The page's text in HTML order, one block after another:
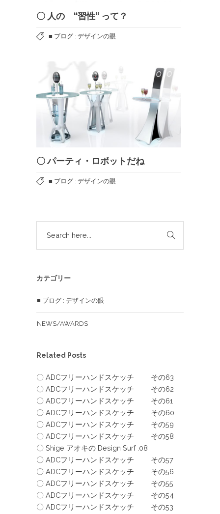
〇 人の ‘‘習性‘‘ って？
■ ブログ : デザインの眼
〇 パーティ・ロボットだね
■ ブログ : デザインの眼
カテゴリー
■ ブログ : デザインの眼
NEWS/AWARDS
Related Posts
〇 ADCフリーハンドスケッチ その63
〇 ADCフリーハンドスケッチ その62
〇 ADCフリーハンドスケッチ その61
〇 ADCフリーハンドスケッチ その60
〇 ADCフリーハンドスケッチ その59
〇 ADCフリーハンドスケッチ その58
〇 Shige アオキの Design Surf .08
〇 ADCフリーハンドスケッチ その57
〇 ADCフリーハンドスケッチ その56
〇 ADCフリーハンドスケッチ その55
〇 ADCフリーハンドスケッチ その54
〇 ADCフリーハンドスケッチ その53